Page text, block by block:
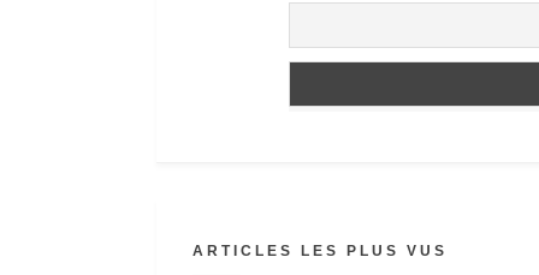
ARTICLES LES PLUS VUS